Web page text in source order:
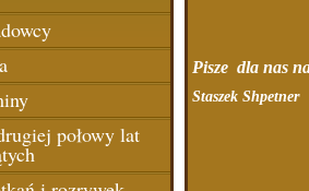
połowy lat
Pisze dla nas
Staszek Shpetner